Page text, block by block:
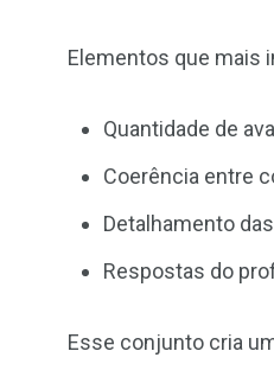
Elementos que mais
Quantidade de
Coerência entre
Detalhamento
Respostas do
Esse conjunto cria